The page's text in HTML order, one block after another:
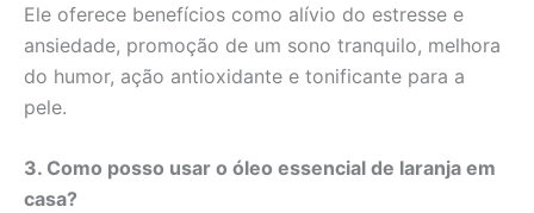
Ele oferece benefícios como alívio do estresse e
ansiedade, promoção de um sono tranquilo, melhora
do humor, ação antioxidante e tonificante para a
pele.
3. Como posso usar o óleo essencial de laranja em
casa?